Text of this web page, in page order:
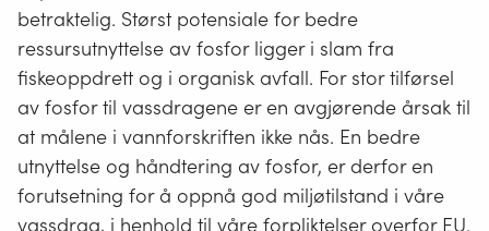
betraktelig. Størst potensiale for bedre
ressursutnyttelse av fosfor ligger i slam fra
fiskeoppdrett og i organisk avfall. For stor tilførsel
av fosfor til vassdragene er en avgjørende årsak til
at målene i vannforskriften ikke nås. En bedre
utnyttelse og håndtering av fosfor, er derfor en
forutsetning for å oppnå god miljøtilstand i våre
vassdrag, i henhold til våre forpliktelser overfor EU.